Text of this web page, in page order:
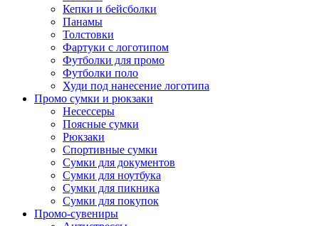
Кепки и бейсболки
Панамы
Толстовки
Фартуки с логотипом
Футболки для промо
Футболки поло
Худи под нанесение логотипа
Промо сумки и рюкзаки
Несессеры
Поясные сумки
Рюкзаки
Спортивные сумки
Сумки для документов
Сумки для ноутбука
Сумки для пикника
Сумки для покупок
Промо-сувениры